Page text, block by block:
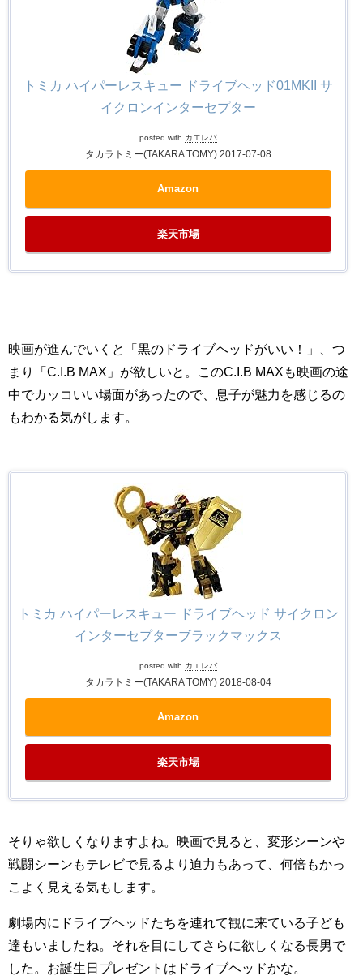
トミカ ハイパーレスキュー ドライブヘッド01MKII サ
イクロンインターセプター
posted with カエレバ
タカラトミー(TAKARA TOMY) 2017-07-08
Amazon
楽天市場
映画が進んでいくと「黒のドライブヘッドがいい！」、つ
まり「C.I.B MAX」が欲しいと。このC.I.B MAXも映画の途
中でカッコいい場面があったので、息子が魅力を感じるの
もわかる気がします。
トミカ ハイパーレスキュー ドライブヘッド サイクロン
インターセプターブラックマックス
posted with カエレバ
タカラトミー(TAKARA TOMY) 2018-08-04
Amazon
楽天市場
そりゃ欲しくなりますよね。映画で見ると、変形シーンや
戦闘シーンもテレビで見るより迫力もあって、何倍もかっ
こよく見える気もします。
劇場内にドライブヘッドたちを連れて観に来ている子ども
達もいましたね。それを目にしてさらに欲しくなる長男で
した。お誕生日プレゼントはドライブヘッドかな。